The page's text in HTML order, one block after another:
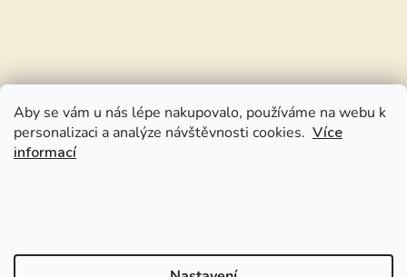
Aby se vám u nás lépe nakupovalo, používáme na webu k
personalizaci a analýze návštěvnosti cookies. Více
informací